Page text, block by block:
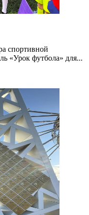
спортивной
«Урок футбола» для...